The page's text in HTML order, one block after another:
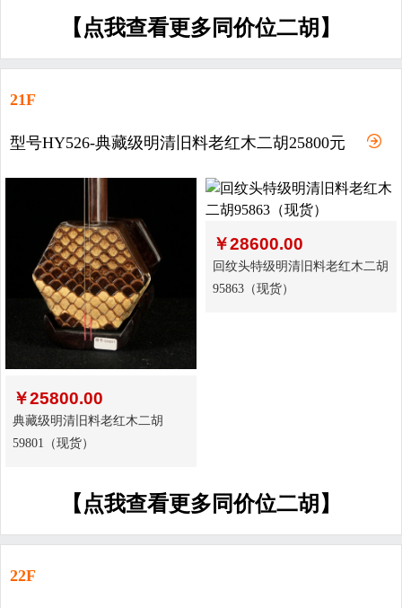
【点我查看更多同价位二胡】
21F
型号HY526-典藏级明清旧料老红木二胡25800元
￥25800.00
典藏级明清旧料老红木二胡
59801（现货）
￥28600.00
回纹头特级明清旧料老红木二胡
95863（现货）
【点我查看更多同价位二胡】
22F